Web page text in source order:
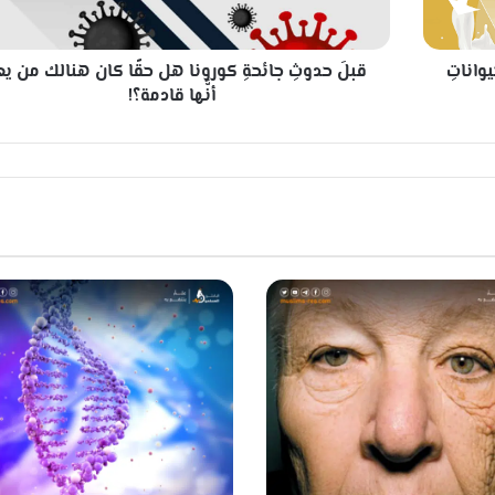
ا
ك
ا
ه
ل
ح
قً
ا
ك
ن
ه
قبلَ حدوثِ جائحةِ كورونا هل حقًا كان هنالك من
أنَّها قادمة؟!